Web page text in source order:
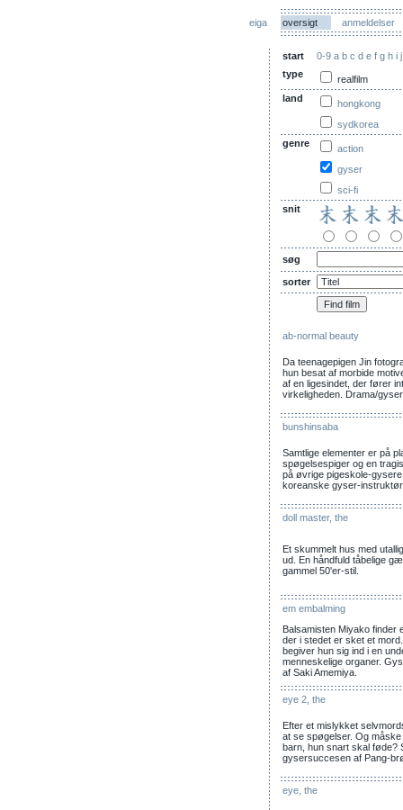
eiga oversigt anmeldelser
start 0-9 a b c d e f g h i j
type
realfilm
land
hongkong
sydkorea
genre
action
gyser
sci-fi
snit
søg
sorter
ab-normal beauty
Da teenagepigen Jin
hun besat af morbide
af en ligesindet, der fører
virkeligheden. Drama/
bunshinsaba
Samtlige elementer er på
spøgelsespiger og en
på øvrige pigeskole-
koreanske gyser-
doll master, the
Et skummelt hus med
ud. En håndfuld tåbelige
gammel 50'er-stil.
em embalming
Balsamisten Miyako finder
der i stedet er sket et
begiver hun sig ind i en
menneskelige organer.
af Saki Amemiya.
eye 2, the
Efter et mislykket
at se spøgelser. Og
barn, hun snart skal føde?
gysersuccesen af Pang-
eye, the